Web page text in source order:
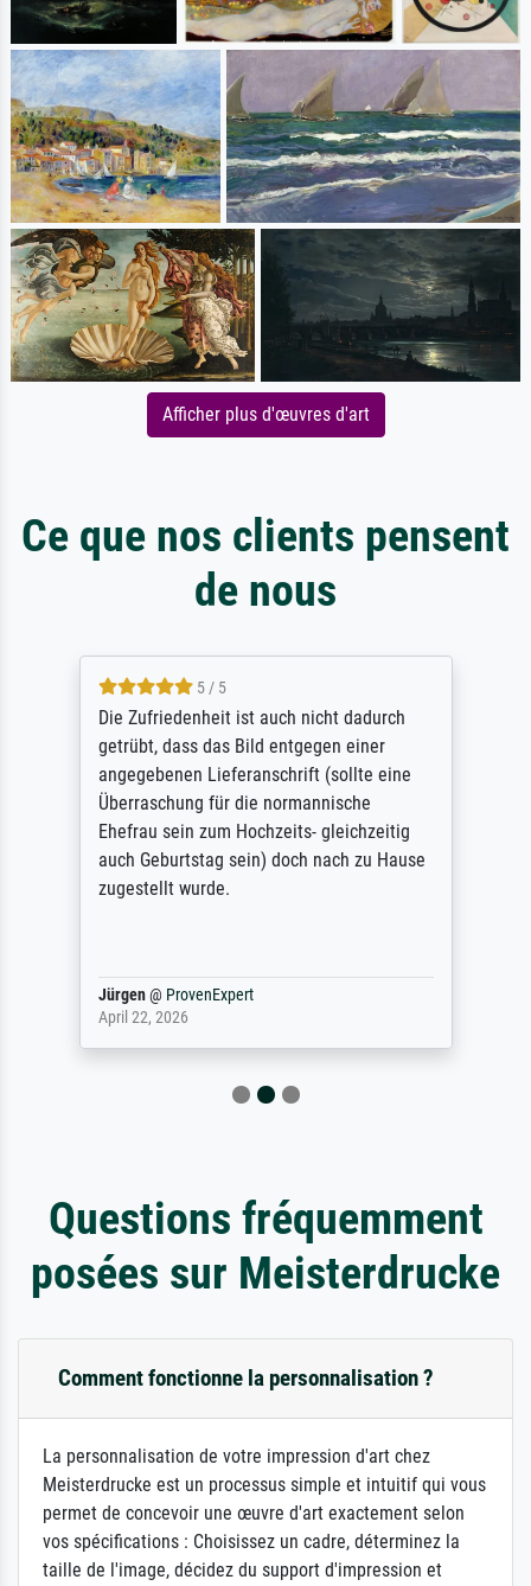
Afficher plus d'œuvres d'art
Ce que nos clients pensent
de nous
5 / 5
Die Zufriedenheit ist auch nicht dadurch
getrübt, dass das Bild entgegen einer
angegebenen Lieferanschrift (sollte eine
Überraschung für die normannische
Ehefrau sein zum Hochzeits- gleichzeitig
auch Geburtstag sein) doch nach zu Hause
zugestellt wurde.
Jürgen@ ProvenExpert
April 22, 2026
Questions fréquemment
posées sur Meisterdrucke
Comment fonctionne la personnalisation ?
La personnalisation de votre impression d'art chez
Meisterdrucke est un processus simple et intuitif qui vous
permet de concevoir une œuvre d'art exactement selon
vos spécifications : Choisissez un cadre, déterminez la
taille de l'image, décidez du support d'impression et